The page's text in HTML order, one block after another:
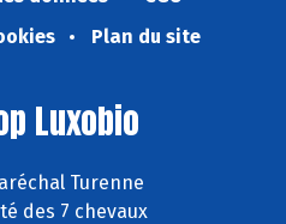
Plan du site
Luxobio
Turenne
des 7 chevaux